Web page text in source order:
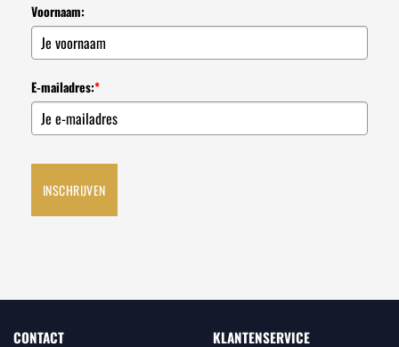
Voornaam:
E-mailadres:*
INSCHRIJVEN
CONTACT KLANTENSERVICE